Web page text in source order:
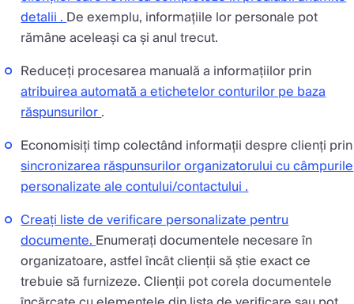
detalii .De exemplu, informațiile lor personale pot
rămâne aceleași ca și anul trecut.
Reduceți procesarea manuală a informațiilor prin
atribuirea automată a etichetelor conturilor pe baza
răspunsurilor.
Economisiți timp colectând informații despre clienți prin
sincronizarea răspunsurilor organizatorului cu câmpurile
personalizate ale contului/contactului .
Creați liste de verificare personalizate pentru
documente.Enumerați documentele necesare în
organizatoare, astfel încât clienții să știe exact ce
trebuie să furnizeze. Clienții pot corela documentele